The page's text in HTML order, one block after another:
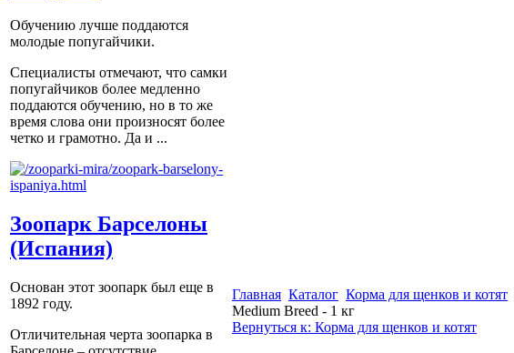
Обучению лучше поддаются
молодые попугайчики.
Специалисты отмечают, что самки
попугайчиков более медленно
поддаются обучению, но в то же
время слова они произносят более
четко и грамотно. Да и ...
Зоопарк Барселоны
(Испания)
Основан этот зоопарк был еще в
1892 году.
Отличительная черта зоопарка в
Главная Каталог Корма для щенков и котят
Medium Breed - 1 кг
Вернуться к: Корма для щенков и котят